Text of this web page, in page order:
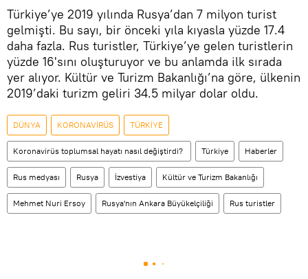
Türkiye’ye 2019 yılında Rusya’dan 7 milyon turist
gelmişti. Bu sayı, bir önceki yıla kıyasla yüzde 17.4
daha fazla. Rus turistler, Türkiye’ye gelen turistlerin
yüzde 16'sını oluşturuyor ve bu anlamda ilk sırada
yer alıyor. Kültür ve Turizm Bakanlığı’na göre, ülkenin
2019’daki turizm geliri 34.5 milyar dolar oldu.
DÜNYA KORONAVİRÜS TÜRKİYE
Koronavirüs toplumsal hayatı nasıl değiştirdi? Türkiye Haberler
Rus medyası Rusya İzvestiya Kültür ve Turizm Bakanlığı
Mehmet Nuri Ersoy Rusya'nın Ankara Büyükelçiliği Rus turistler